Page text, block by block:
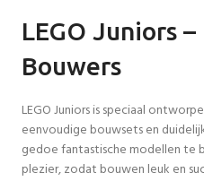
LEGO Juniors
Bouwers
LEGO Juniors is speciaal
eenvoudige bouwsets en
gedoe fantastische modellen te
plezier, zodat bouwen leuk en